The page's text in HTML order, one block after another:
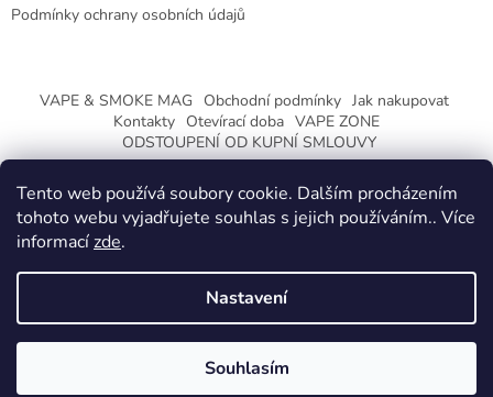
Tento web používá soubory cookie. Dalším procházením
tohoto webu vyjadřujete souhlas s jejich používáním.. Více
informacízde.
Nastavení
Souhlasím
KLIKNETE A DOZVÍTE SE VÍCE.
Podmínky ochrany osobních údajů
VAPE & SMOKE MAG Obchodní podmínky Jak nakupovat
Kontakty Otevírací doba VAPE ZONE
ODSTOUPENÍ OD KUPNÍ SMLOUVY
Copyright 2026CeskaTrafika.eu. Všechna práva vyhrazena.